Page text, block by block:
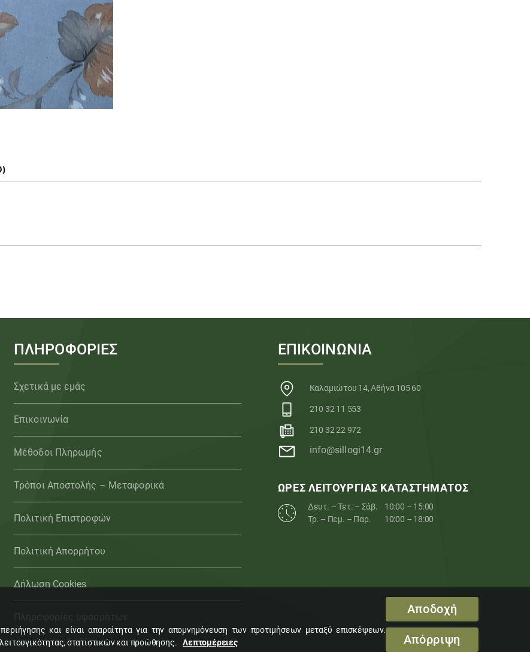
ΠΛΗΡΟΦΟΡΙΕΣ
Σχετικά με εμάς
Επικοινωνία
Μέθοδοι Πληρωμής
Τρόποι Αποστολής – Μεταφορικά
Πολιτική Επιστροφών
Πολιτική Απορρήτου
Δήλωση Cookies
ΕΠΙΚΟΙΝΩΝΙΑ
Καλαμιώτου 14, Αθήνα 105 60
210 32 11 553
210 32 22 972
info@sillogi14.gr
ΩΡΕΣ ΛΕΙΤΟΥΡΓΙΑΣ ΚΑΤΑΣΤΗΜΑΤΟΣ
Δευτ. – Τετ. – Σάβ.
10:00 – 15:00
Τρ. – Πεμ. – Παρ.
10:00 – 18:00
και είναι απαραίτητα για την απομνημόνευση των προτιμήσεων μεταξύ επισκέψεων.
στατιστικών και προώθησης.
Λεπτομέρειες
Αποδοχή
Απόρριψη